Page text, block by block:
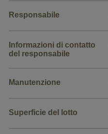
Responsabile
Informazioni di contatto
del responsabile
Manutenzione
Superficie del lotto